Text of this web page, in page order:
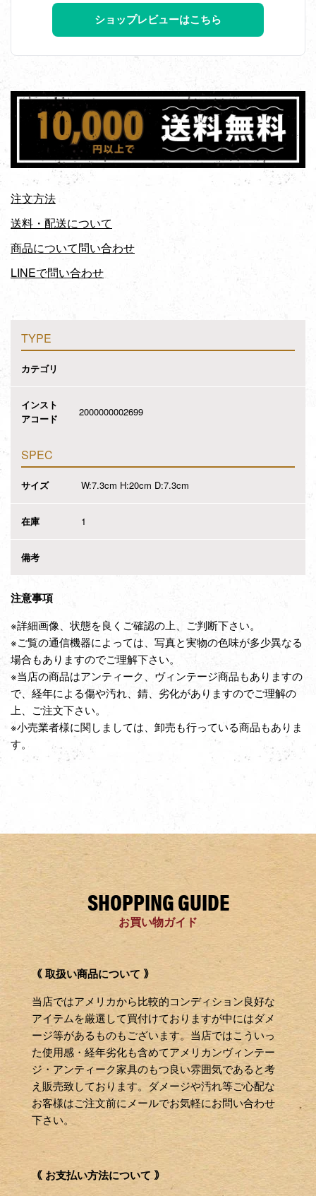
ショップレビューはこちら
注文方法
送料・配送について
商品について問い合わせ
LINEで問い合わせ
TYPE
カテゴリ
インスト
アコード
2000000002699
SPEC
サイズ W:7.3cm H:20cm D:7.3cm
在庫 1
備考
注意事項
※詳細画像、状態を良くご確認の上、ご判断下さい。
※ご覧の通信機器によっては、写真と実物の色味が多少異なる
場合もありますのでご理解下さい。
※当店の商品はアンティーク、ヴィンテージ商品もありますの
で、経年による傷や汚れ、錆、劣化がありますのでご理解の
上、ご注文下さい。
※小売業者様に関しましては、卸売も行っている商品もありま
す。
SHOPPING GUIDE
お買い物ガイド
｟ 取扱い商品について ｠
当店ではアメリカから比較的コンディション良好な
アイテムを厳選して買付けておりますが中にはダメ
ージ等があるものもございます。当店ではこういっ
た使用感・経年劣化も含めてアメリカンヴィンテー
ジ・アンティーク家具のもつ良い雰囲気であると考
え販売致しております。ダメージや汚れ等ご心配な
お客様はご注文前にメールでお気軽にお問い合わせ
下さい。
｟ お支払い方法について ｠